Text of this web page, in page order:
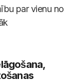
par vienu no